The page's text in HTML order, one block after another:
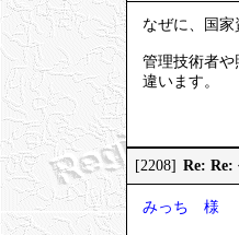
なぜに、国
管理技術者や
違います。
[2208] Re: Re:
みっち 様